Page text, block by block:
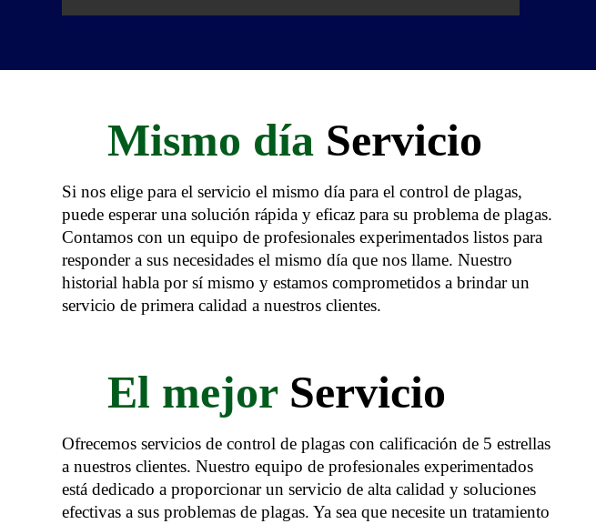
Mismo día Servicio
Si nos elige para el servicio el mismo día para el control de plagas,
puede esperar una solución rápida y eficaz para su problema de plagas.
Contamos con un equipo de profesionales experimentados listos para
responder a sus necesidades el mismo día que nos llame. Nuestro
historial habla por sí mismo y estamos comprometidos a brindar un
servicio de primera calidad a nuestros clientes.
El mejor Servicio
Ofrecemos servicios de control de plagas con calificación de 5 estrellas
a nuestros clientes. Nuestro equipo de profesionales experimentados
está dedicado a proporcionar un servicio de alta calidad y soluciones
efectivas a sus problemas de plagas. Ya sea que necesite un tratamiento